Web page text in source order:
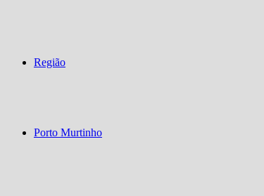
Região
Porto Murtinho